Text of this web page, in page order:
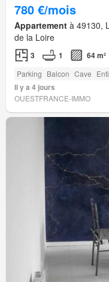
780 €/mois
Appartement à 49130,
de la Loire
3 1 64 m²
Parking Balcon Cave
Il y a 4 jours
OUESTFRANCE-IMMO